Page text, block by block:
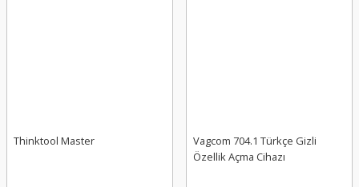
Thinktool Master
Vagcom 704.1 Türkçe Gizli
Özellik Açma Cihazı